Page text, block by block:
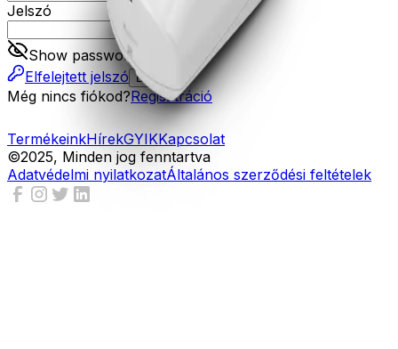
Jelszó
Show password
Elfelejtett jelszó Belépés
Még nincs fiókod?Regisztráció
TermékeinkHírekGYIKKapcsolat
©2025, Minden jog fenntartva
Adatvédelmi nyilatkozatÁltalános szerződési feltételek